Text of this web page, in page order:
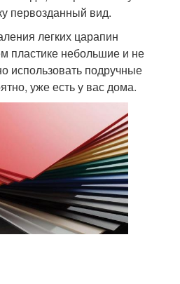
первозданный вид.
легких царапин
пластике небольшие и не
использовать подручные
уже есть у вас дома.